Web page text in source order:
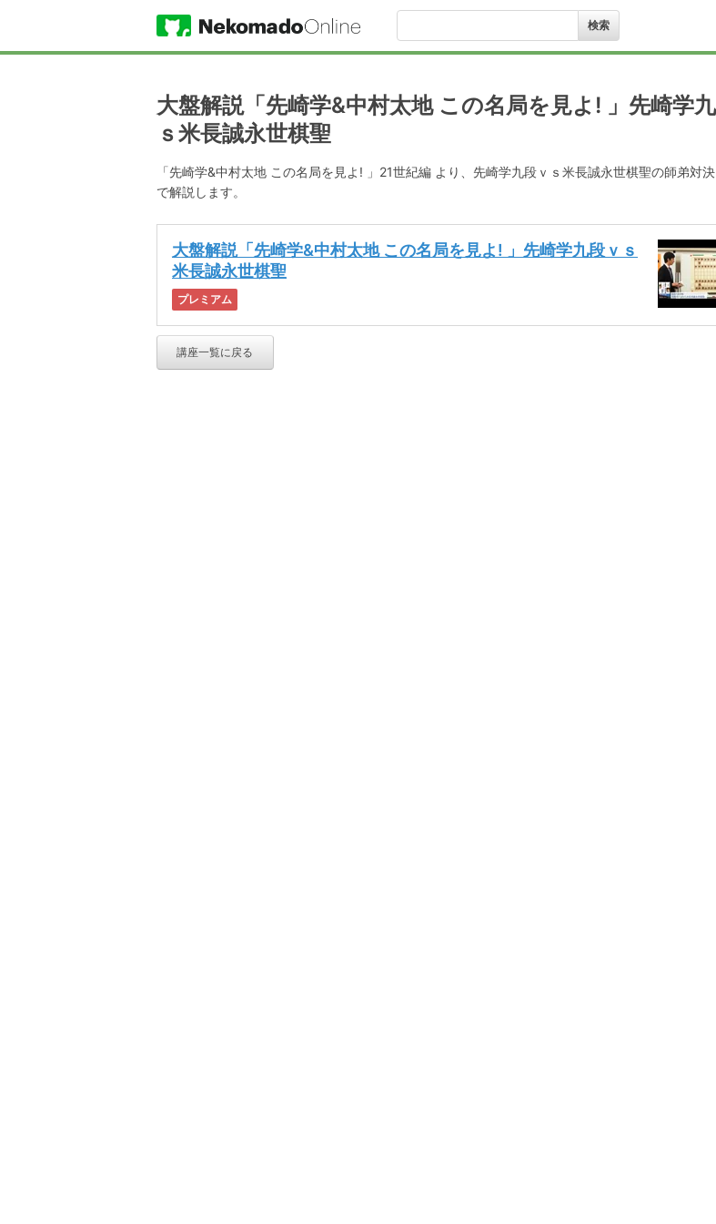
大盤解説「先崎学&中村太地 この名局を見よ! 」先崎学
ｓ米長誠永世棋聖
「先崎学&中村太地 この名局を見よ! 」21世紀編 より、先崎学九段ｖｓ米長誠永世棋聖の師弟対
で解説します。
大盤解説「先崎学&中村太地 この名局を見よ! 」先崎学九段ｖｓ
米長誠永世棋聖
プレミアム
講座一覧に戻る